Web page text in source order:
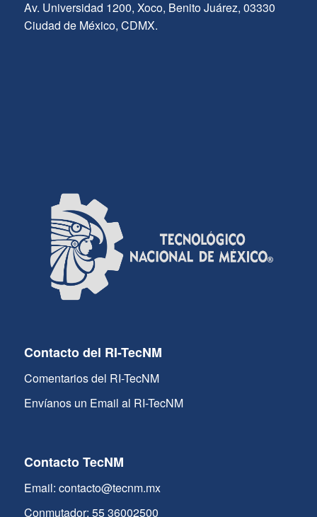
Av. Universidad 1200, Xoco, Benito Juárez, 03330
Ciudad de México, CDMX.
Contacto del RI-TecNM
Comentarios del RI-TecNM
Envíanos un Email al RI-TecNM
Contacto TecNM
Email: contacto@tecnm.mx
Conmutador: 55 36002500